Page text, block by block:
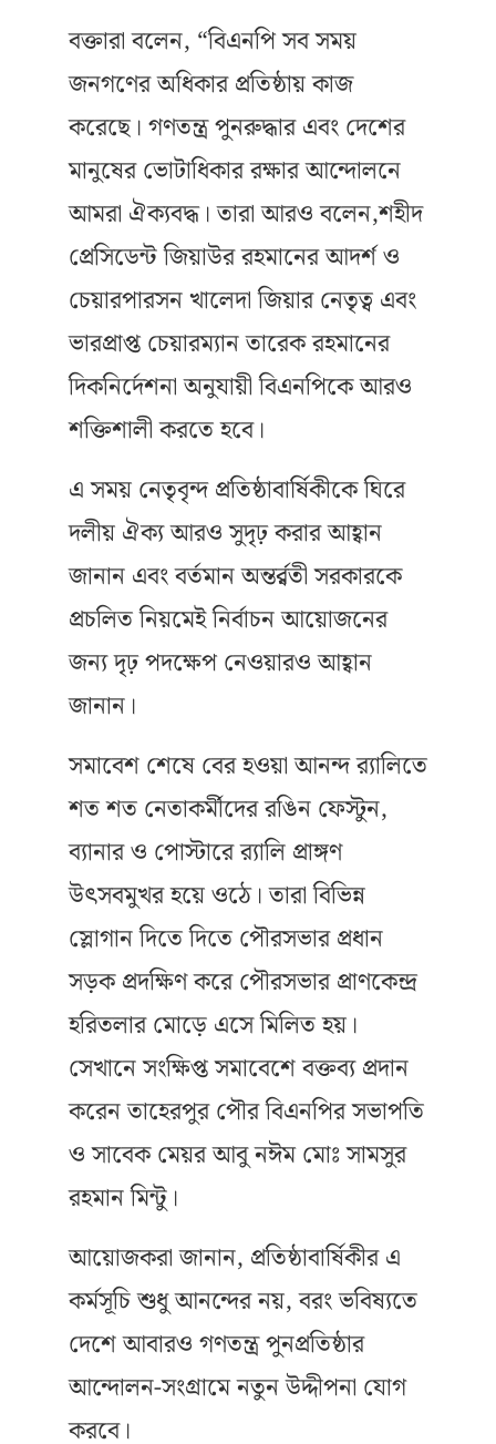
বক্তারা বলেন, “বিএনপি সব সময়
জনগণের অধিকার প্রতিষ্ঠায় কাজ
করেছে। গণতন্ত্র পুনরুদ্ধার এবং দেশের
মানুষের ভোটাধিকার রক্ষার আন্দোলনে
আমরা ঐক্যবদ্ধ। তারা আরও বলেন,শহীদ
প্রেসিডেন্ট জিয়াউর রহমানের আদর্শ ও
চেয়ারপারসন খালেদা জিয়ার নেতৃত্ব এবং
ভারপ্রাপ্ত চেয়ারম্যান তারেক রহমানের
দিকনির্দেশনা অনুযায়ী বিএনপিকে আরও
শক্তিশালী করতে হবে।
এ সময় নেতৃবৃন্দ প্রতিষ্ঠাবার্ষিকীকে ঘিরে
দলীয় ঐক্য আরও সুদৃঢ় করার আহ্বান
জানান এবং বর্তমান অন্তর্র্বতী সরকারকে
প্রচলিত নিয়মেই নির্বাচন আয়োজনের
জন্য দৃঢ় পদক্ষেপ নেওয়ারও আহ্বান
জানান।
সমাবেশ শেষে বের হওয়া আনন্দ র‍্যালিতে
শত শত নেতাকর্মীদের রঙিন ফেস্টুন,
ব্যানার ও পোস্টারে র‍্যালি প্রাঙ্গণ
উৎসবমুখর হয়ে ওঠে। তারা বিভিন্ন
স্লোগান দিতে দিতে পৌরসভার প্রধান
সড়ক প্রদক্ষিণ করে পৌরসভার প্রাণকেন্দ্র
হরিতলার মোড়ে এসে মিলিত হয়।
সেখানে সংক্ষিপ্ত সমাবেশে বক্তব্য প্রদান
করেন তাহেরপুর পৌর বিএনপির সভাপতি
ও সাবেক মেয়র আবু নঈম মোঃ সামসুর
রহমান মিন্টু।
আয়োজকরা জানান, প্রতিষ্ঠাবার্ষিকীর এ
কর্মসূচি শুধু আনন্দের নয়, বরং ভবিষ্যতে
দেশে আবারও গণতন্ত্র পুনপ্রতিষ্ঠার
আন্দোলন-সংগ্রামে নতুন উদ্দীপনা যোগ
করবে।